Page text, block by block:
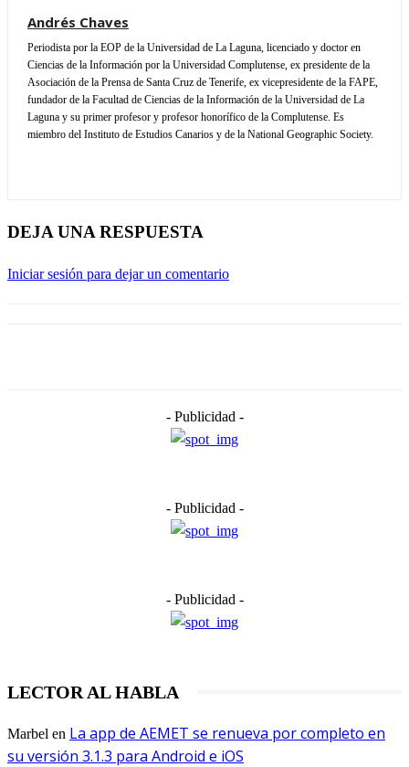
Andrés Chaves
Periodista por la EOP de la Universidad de La Laguna, licenciado y doctor en
Ciencias de la Información por la Universidad Complutense, ex presidente de la
Asociación de la Prensa de Santa Cruz de Tenerife, ex vicepresidente de la FAPE,
fundador de la Facultad de Ciencias de la Información de la Universidad de La
Laguna y su primer profesor y profesor honorífico de la Complutense. Es
miembro del Instituto de Estudios Canarios y de la National Geographic Society.
DEJA UNA RESPUESTA
Iniciar sesión para dejar un comentario
- Publicidad -
- Publicidad -
- Publicidad -
LECTOR AL HABLA
Marbel en La app de AEMET se renueva por completo en
su versión 3.1.3 para Android e iOS